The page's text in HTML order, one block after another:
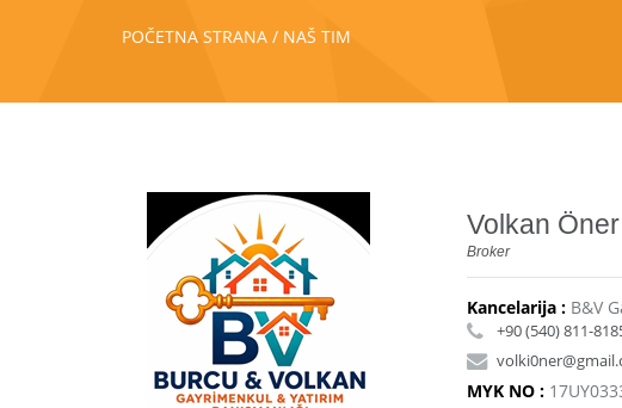
POČETNA STRANA NAŠ TIM
Volkan Öner
Broker
Kancelarija : B&V
+90 (540) 811-
MYK NO :